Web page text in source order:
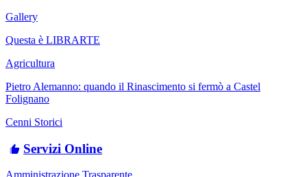
Gallery
Questa è LIBRARTE
Agricultura
Pietro Alemanno: quando il Rinascimento si fermò a Castel
Folignano
Cenni Storici
Servizi Online